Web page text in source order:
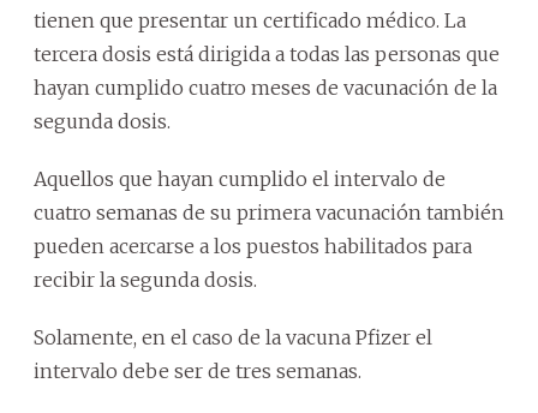
tienen que presentar un certificado médico. La
tercera dosis está dirigida a todas las personas que
hayan cumplido cuatro meses de vacunación de la
segunda dosis.
Aquellos que hayan cumplido el intervalo de
cuatro semanas de su primera vacunación también
pueden acercarse a los puestos habilitados para
recibir la segunda dosis.
Solamente, en el caso de la vacuna Pfizer el
intervalo debe ser de tres semanas.